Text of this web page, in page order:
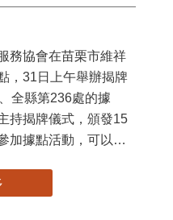
務協會在苗栗市維祥
，31日上午舉辦揭牌
全縣第236處的據
持揭牌儀式，頒發15
加據點活動，可以更